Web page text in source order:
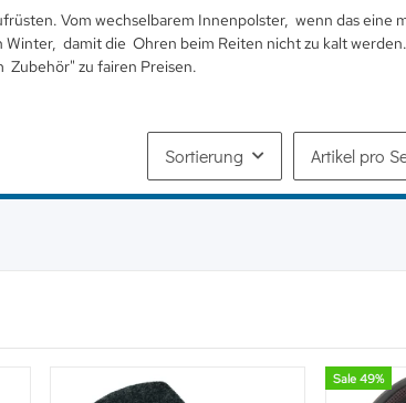
Vom wechselbarem Innenpolster, wenn das eine
damit die Ohren beim Reiten nicht zu kalt
Zubehör" zu fairen Preisen.
Sortierung Artikel pro
Sale 49%